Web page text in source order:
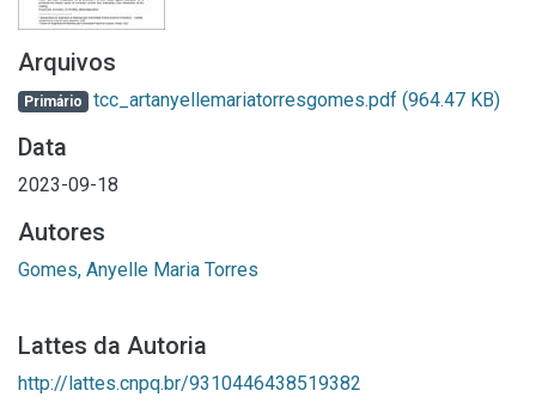
Arquivos
Primário tcc_artanyellemariatorresgomes.pdf (964.47 KB)
Data
2023-09-18
Autores
Gomes, Anyelle Maria Torres
Lattes da Autoria
http://lattes.cnpq.br/9310446438519382